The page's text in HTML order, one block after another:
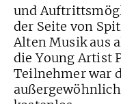
und
der Seite von
Alten Musik aus
die Young Artist
Teilnehmer war